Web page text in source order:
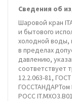
Сведения об
Шаровой кран
и бытового
холодной воды,
в пределах
давлению,
соответствует
12.2.063-81,
ГОССТАНДАРТом
POCC